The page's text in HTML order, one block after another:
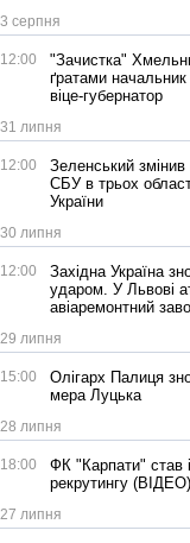
3 серпня
12:00
"Зачистка"
ґратами
віце-губернатор
31 липня
12:00
Зеленський змінив
СБУ в трьох
України
30 липня
12:00
Західна Україна
ударом. У Львові
авіаремонтний
29 липня
15:00
Олігарх Палиця
мера Луцька
28 липня
18:00
ФК "Карпати" став
рекрутингу (ВІДЕО)
27 липня